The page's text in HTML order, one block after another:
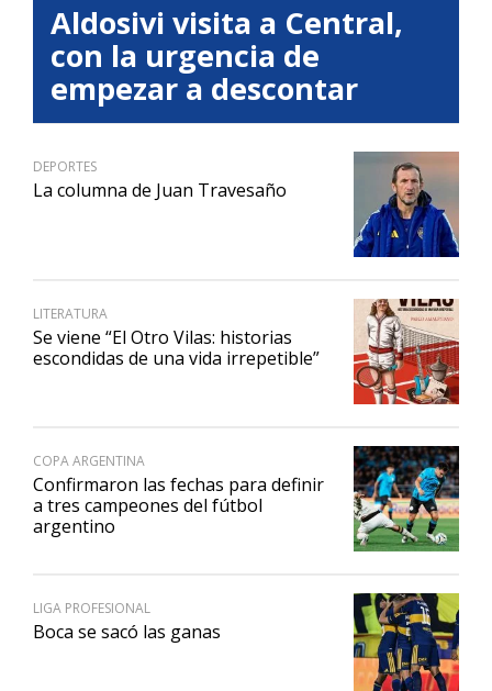
Aldosivi visita a Central,
con la urgencia de
empezar a descontar
DEPORTES
La columna de Juan Travesaño
LITERATURA
Se viene “El Otro Vilas: historias
escondidas de una vida irrepetible”
COPA ARGENTINA
Confirmaron las fechas para definir
a tres campeones del fútbol
argentino
LIGA PROFESIONAL
Boca se sacó las ganas